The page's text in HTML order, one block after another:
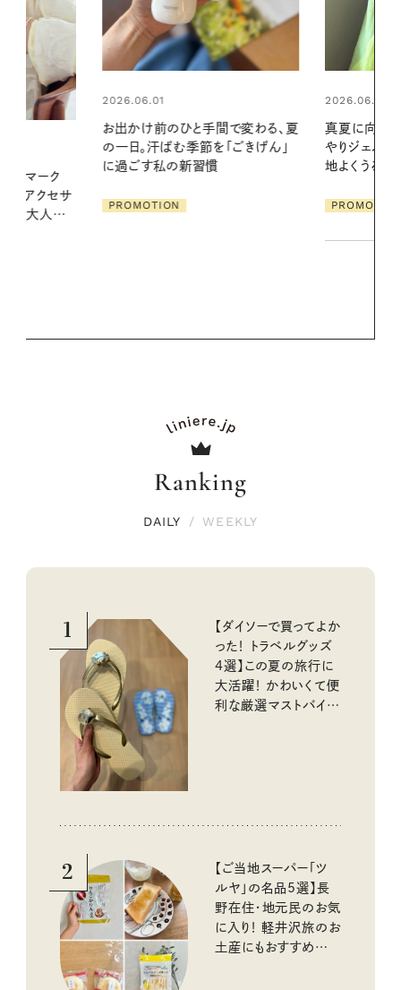
2026.06.01
真夏に向けて、ハーブが香るひん
やりジェルと出合う。暑い季節に心
地よくうるおう、軽やかなボディケ
PROMOTION
2026.06.01
暑い夏のナイ
える夜の爽
Ranking
DAILY / WEEKLY
1
【ダイソーで買ってよか
った！ トラベルグッズ
4選】この夏の旅行に
大活躍！ かわいくて便
利な厳選マストバイア
2
【ご当地スーパー「ツ
ルヤ」の名品5選】長
野在住・地元民のお気
に入り！ 軽井沢旅のお
土産にもおすすめのお